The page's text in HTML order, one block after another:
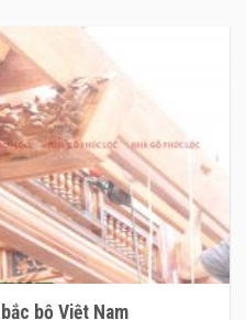
bộ Việt Nam